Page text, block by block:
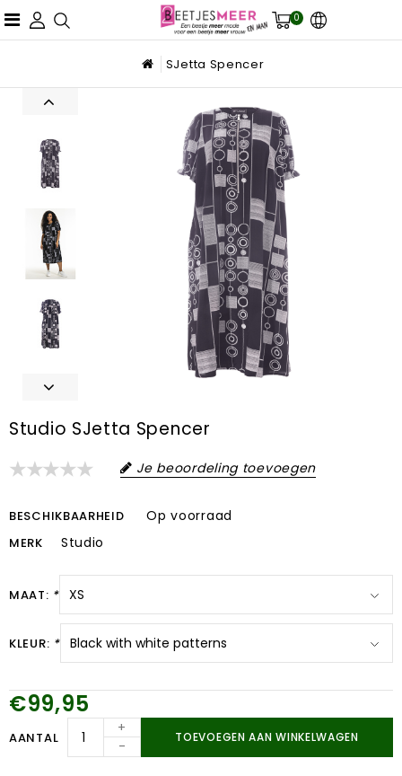
0
SJetta Spencer
Studio SJetta Spencer
Je beoordeling toevoegen
BESCHIKBAARHEID Op voorraad
MERK Studio
MAAT: *
KLEUR: *
€99,95
AANTAL
+
-
TOEVOEGEN AAN WINKELWAGEN